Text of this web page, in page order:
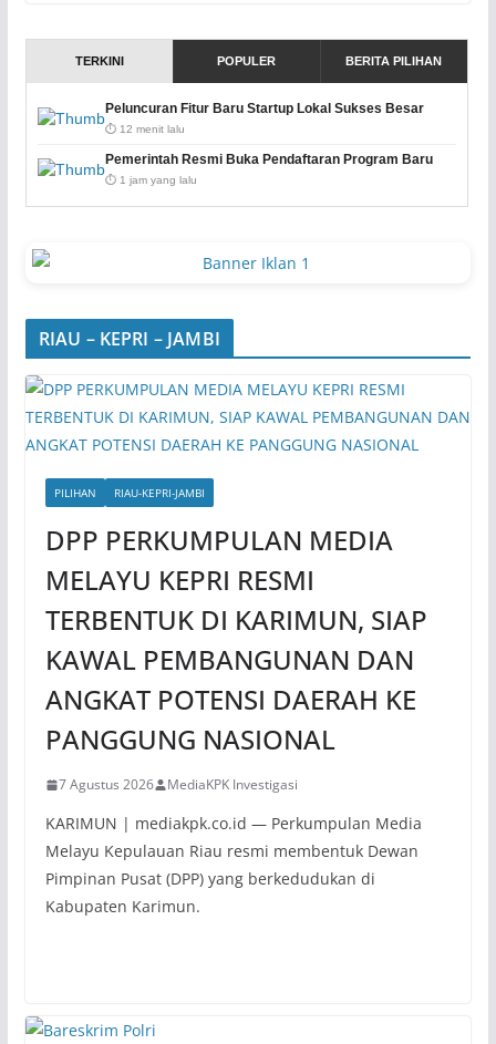
TERKINI POPULER BERITA PILIHAN
Peluncuran Fitur Baru Startup Lokal Sukses Besar
⏱️ 12 menit lalu
Pemerintah Resmi Buka Pendaftaran Program Baru
⏱️ 1 jam yang lalu
RIAU – KEPRI – JAMBI
PILIHAN RIAU-KEPRI-JAMBI
DPP PERKUMPULAN MEDIA
MELAYU KEPRI RESMI
TERBENTUK DI KARIMUN, SIAP
KAWAL PEMBANGUNAN DAN
ANGKAT POTENSI DAERAH KE
PANGGUNG NASIONAL
7 Agustus 2026 MediaKPK Investigasi
KARIMUN | mediakpk.co.id — Perkumpulan Media
Melayu Kepulauan Riau resmi membentuk Dewan
Pimpinan Pusat (DPP) yang berkedudukan di
Kabupaten Karimun.